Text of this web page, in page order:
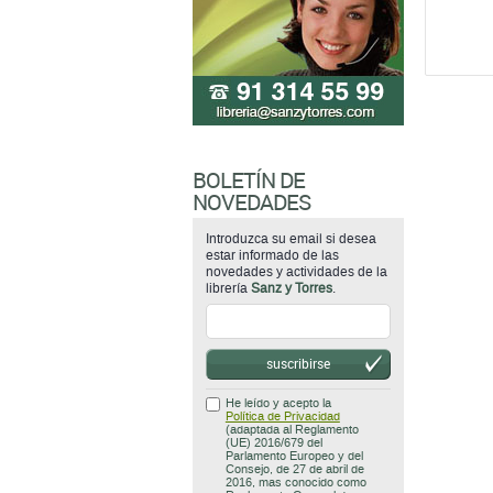
BOLETÍN DE
NOVEDADES
Introduzca su email si desea
estar informado de las
novedades y actividades de la
librería Sanz y Torres.
suscribirse
He leído y acepto la
Política de Privacidad
(adaptada al Reglamento
(UE) 2016/679 del
Parlamento Europeo y del
Consejo, de 27 de abril de
2016, mas conocido como